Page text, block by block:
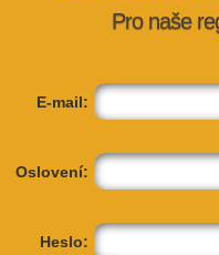
Pro naše
E-mail:
Oslovení:
Heslo: